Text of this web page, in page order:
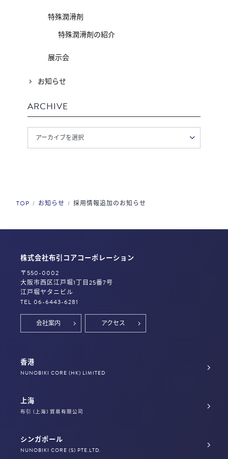
特殊潤滑剤
特殊潤滑剤の紹介
展示会
お知らせ
ARCHIVE
TOP お知らせ 採用情報追加のお知らせ
株式会社布引コアコーポレーション
〒550-0002
大阪市西区江戸堀1丁目25番7号
江戸堀ヤタニビル
TEL 06-6443-6281
会社案内 アクセス
香港
NUNOBIKI CORE (HK) LIMITED
上海
布引 (上海) 貿易有限公司
シンガポール
NUNOBIKI CORE (S) PTE.LTD.